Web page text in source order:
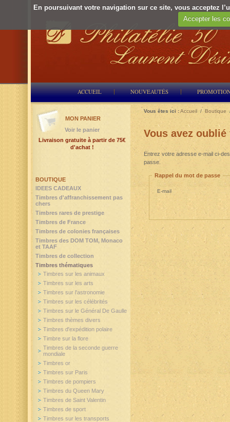
En poursuivant votre navigation sur ce site, vous acceptez
Accepter les
ACCUEIL NOUVEAUTÉS
Vous êtes ici :Accueil / Boutique
Vous avez
Entrez votre adresse e-mail ci-
passe.
Rappel du mot de passe
E-mail
BOUTIQUE
IDEES CADEAUX
Timbres d'affranchissement pas
chers
Timbres rares de prestige
Timbres de France
Timbres de colonies françaises
Timbres des DOM TOM, Monaco
et TAAF
Timbres de collection
Timbres thématiques
Timbres sur les animaux
Timbres sur les arts
Timbres sur l'astronomie
Timbres sur les célébrités
Timbres sur le Général De Gaulle
Timbres thèmes divers
Timbres d'expédition polaire
Timbre sur la flore
Timbres de la seconde guerre
mondiale
Timbres or
Timbres sur Paris
Timbres de pompiers
Timbres du Queen Mary
Timbres de Saint Valentin
Timbres de sport
Timbres sur les transports
MON PANIER
Voir le panier
Livraison gratuite à partir de 75€
d'achat !